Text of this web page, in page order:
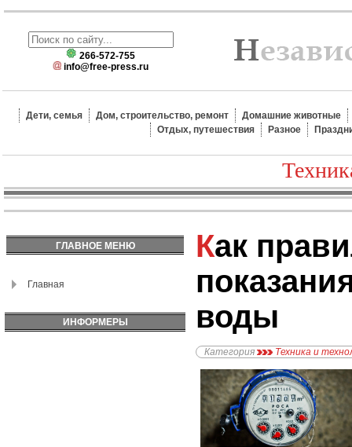
266-572-755
info@free-press.ru
Дети, семья Дом, строительство, ремонт
Домашние животные
Отдых, путешествия
Разное
ГЛАВНОЕ МЕНЮ
Главная
ИНФОРМЕРЫ
Как правильно снять
воды
Категория Техника и